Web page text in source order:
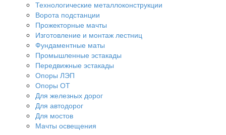
Технологические металлоконструкции
Ворота подстанции
Прожекторные мачты
Изготовление и монтаж лестниц
Фундаментные маты
Промышленные эстакады
Передвижные эстакады
Опоры ЛЭП
Опоры ОТ
Для железных дорог
Для автодорог
Для мостов
Мачты освещения